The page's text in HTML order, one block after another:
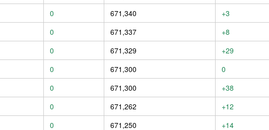
0 671,340
+3
0 671,337
+8
0 671,329
+29
0 671,300
0
0 671,300
+38
0 671,262
+12
0 671,250
+14